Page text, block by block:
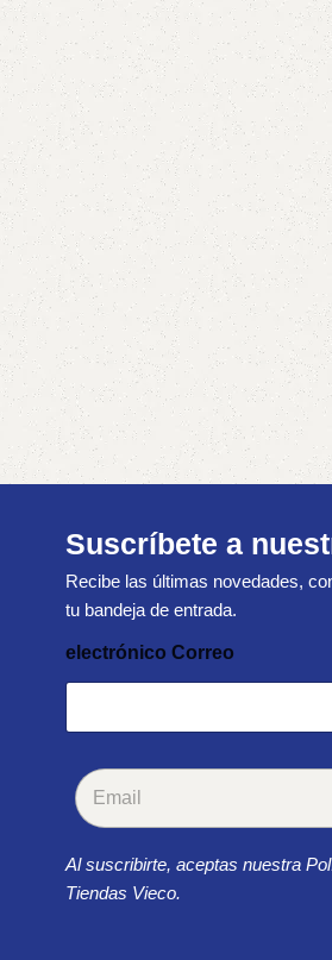
Suscríbete a
Recibe las últimas novedades,
tu bandeja de entrada.
electrónico Correo
C
o
e
o
Al suscribirte, aceptas nuestra
Tiendas Vieco.